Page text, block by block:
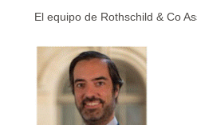
El equipo de Rothschild & Co